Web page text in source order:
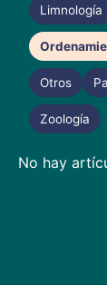
Limnología
Otros
Zoología
No hay